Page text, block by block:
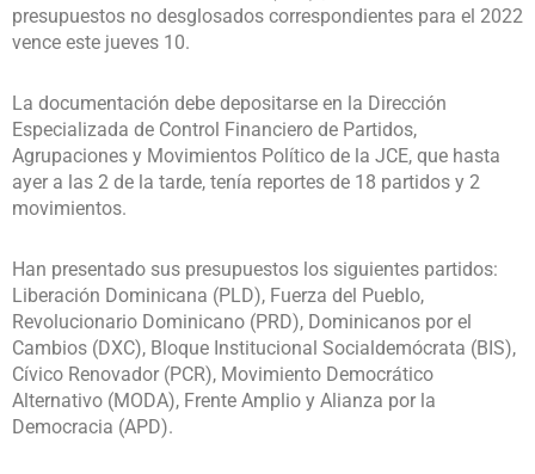
presupuestos no desglosados correspondientes para el 2022
vence este jueves 10.
La documentación debe depositarse en la Dirección
Especializada de Control Financiero de Partidos,
Agrupaciones y Movimientos Político de la JCE, que hasta
ayer a las 2 de la tarde, tenía reportes de 18 partidos y 2
movimientos.
Han presentado sus presupuestos los siguientes partidos:
Liberación Dominicana (PLD), Fuerza del Pueblo,
Revolucionario Dominicano (PRD), Dominicanos por el
Cambios (DXC), Bloque Institucional Socialdemócrata (BIS),
Cívico Renovador (PCR), Movimiento Democrático
Alternativo (MODA), Frente Amplio y Alianza por la
Democracia (APD).